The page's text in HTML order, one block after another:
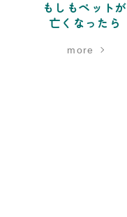
もしもペットが
亡くなったら
more